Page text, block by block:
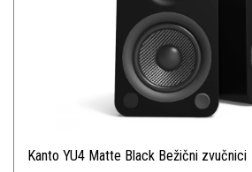
Kanto YU4 Matte Black Bežični zvučnici